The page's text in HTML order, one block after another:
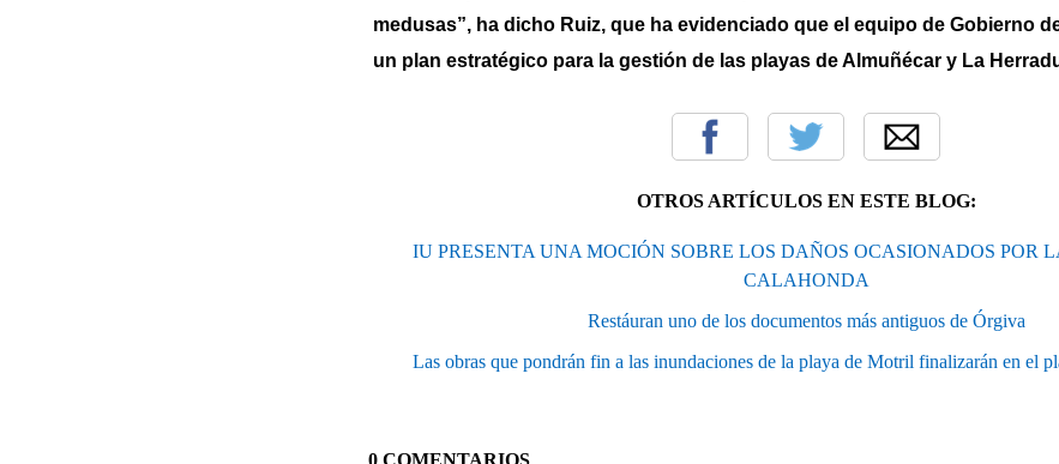
medusas”, ha dicho Ruiz, que ha evidenciado que el equipo de Gobierno
un plan estratégico para la gestión de las playas de Almuñécar y La
OTROS ARTÍCULOS EN ESTE BLOG:
IU PRESENTA UNA MOCIÓN SOBRE LOS DAÑOS OCASIONADOS POR
CALAHONDA
Restáuran uno de los documentos más antiguos de Órgiva
Las obras que pondrán fin a las inundaciones de la playa de Motril finalizarán en el
0 COMENTARIOS